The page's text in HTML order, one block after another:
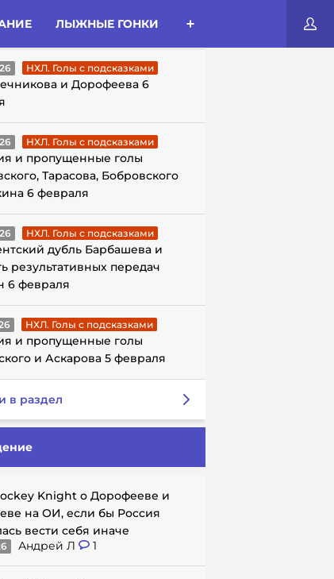
ЛЫЖНЫЕ ГОНКИ
ПОДСКАЗКАМИ
НХЛ. Голы с подсказками
и Дорофеева 6
НХЛ. Голы с подсказками
и пропущенные голы
Тарасова, Бобровского
6 февраля
НХЛ. Голы с подсказками
дубль Барбашева и
результативных передач
6 февраля
НХЛ. Голы с подсказками
и пропущенные голы
и Аскарова 5 февраля
в раздел
Knight о Дорофееве и
на ОИ, если бы Россия
вести себя иначе
Андрей Л 1